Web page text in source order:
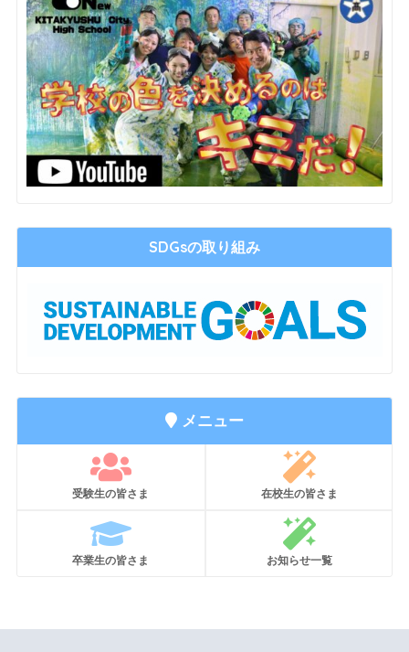
SDGsの取り組み
メニュー
受験生の皆さま 在校生の皆さま
卒業生の皆さま お知らせ一覧